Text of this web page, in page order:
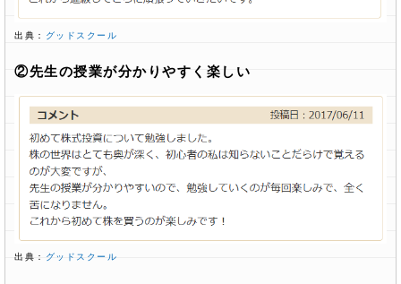
出典： グッドスクール
②先生の授業が分かりやすく楽しい
出典： グッドスクール